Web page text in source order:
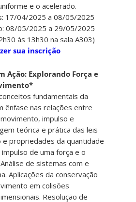
e o acelerado.
17/04/2025 a 08/05/2025
08/05/2025 a 29/05/2025
às 13h30 na sala A303)
sua inscrição
Ação: Explorando Força e
fundamentais da
ênfase nas relações entre
impulso e
teórica e prática das leis
propriedades da quantidade
de uma força e o
de sistemas com e
Aplicações da conservação
em colisões
Resolução de